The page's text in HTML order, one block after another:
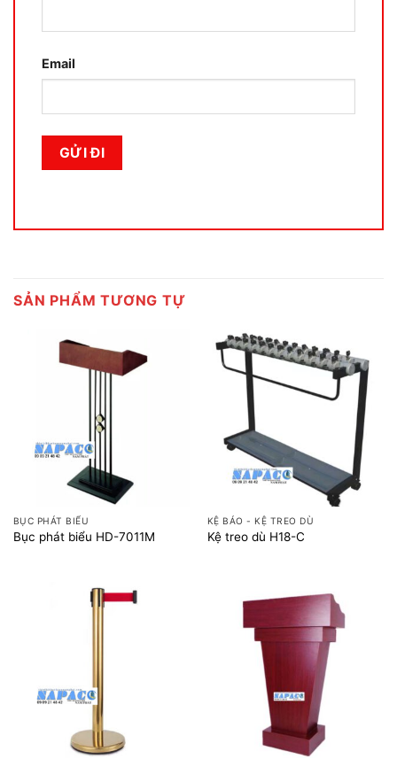
Email
SẢN PHẨM TƯƠNG TỰ
BỤC PHÁT BIỂU
Bục phát biểu HD-7011M
KỆ BÁO - KỆ TREO DÙ
Kệ treo dù H18-C